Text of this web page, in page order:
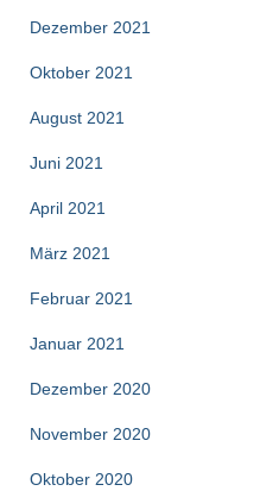
Dezember 2021
Oktober 2021
August 2021
Juni 2021
April 2021
März 2021
Februar 2021
Januar 2021
Dezember 2020
November 2020
Oktober 2020